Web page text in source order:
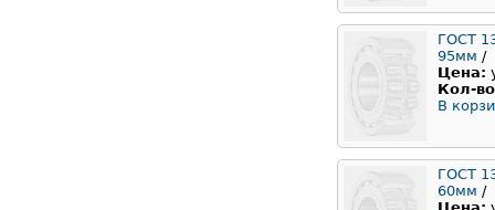
ГОСТ
95мм /
Цена:
Кол-
В
ГОСТ
60мм /